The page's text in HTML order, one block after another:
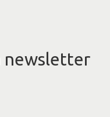
newsletter